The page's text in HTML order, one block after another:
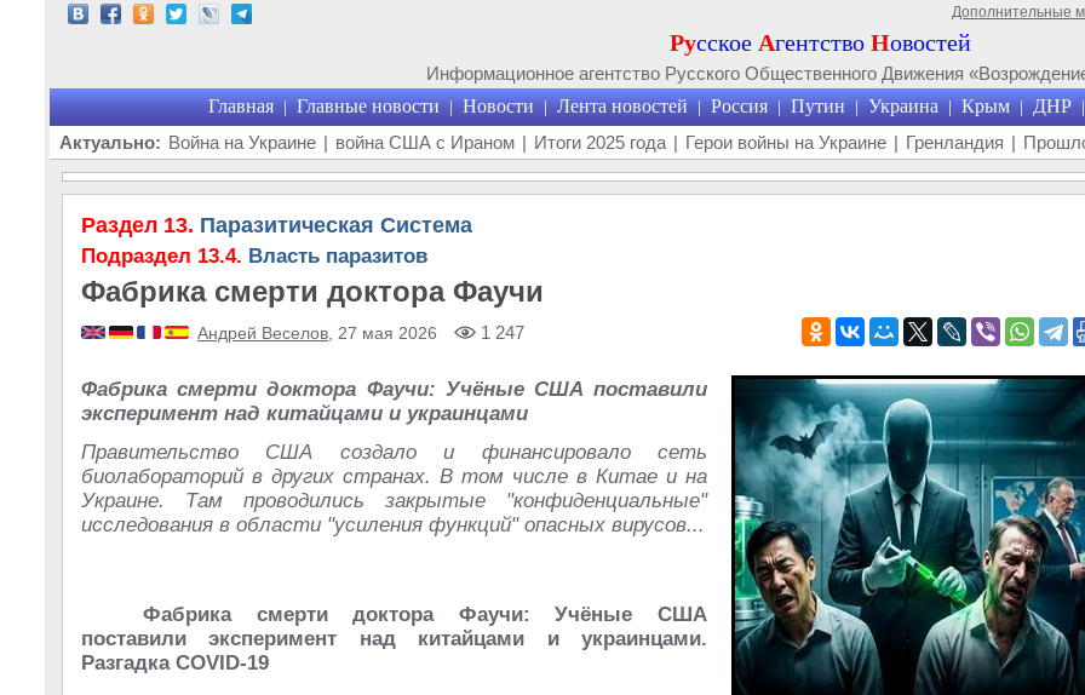
Дополнительные
Русское Агентство Новостей
Информационное агентство Русского Общественного Движения
Главная | Главные новости | Новости | Лента новостей | Россия | Путин | Украина | Крым | ДНР |
Актуально: Война на Украине | война США с Ираном | Итоги 2025 года | Герои войны на Украине | Гренландия |
Раздел 13. Паразитическая Система
Подраздел 13.4. Власть паразитов
Фабрика смерти доктора Фаучи
Андрей Веселов , 27 мая 2026 1 247
Фабрика смерти доктора Фаучи: Учёные США поставили
эксперимент над китайцами и украинцами
Правительство США создало и финансировало сеть
биолабораторий в других странах. В том числе в Китае и на
Украине. Там проводились закрытые "конфиденциальные"
исследования в области "усиления функций" опасных вирусов...
Фабрика смерти доктора Фаучи: Учёные США
поставили эксперимент над китайцами и украинцами.
Разгадка COVID-19